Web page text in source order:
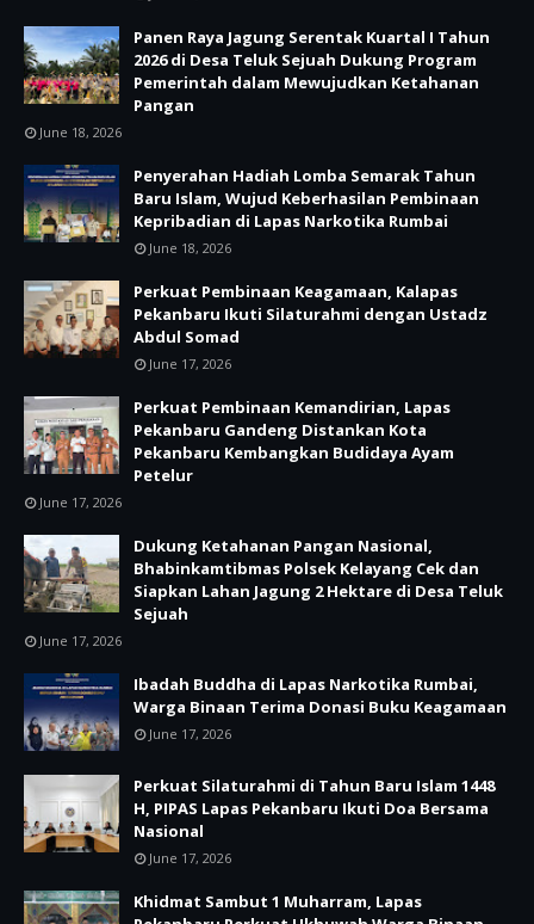
Panen Raya Jagung Serentak Kuartal I Tahun
2026 di Desa Teluk Sejuah Dukung Program
Pemerintah dalam Mewujudkan Ketahanan
Pangan
June 18, 2026
Penyerahan Hadiah Lomba Semarak Tahun
Baru Islam, Wujud Keberhasilan Pembinaan
Kepribadian di Lapas Narkotika Rumbai
June 18, 2026
Perkuat Pembinaan Keagamaan, Kalapas
Pekanbaru Ikuti Silaturahmi dengan Ustadz
Abdul Somad
June 17, 2026
Perkuat Pembinaan Kemandirian, Lapas
Pekanbaru Gandeng Distankan Kota
Pekanbaru Kembangkan Budidaya Ayam
Petelur
June 17, 2026
Dukung Ketahanan Pangan Nasional,
Bhabinkamtibmas Polsek Kelayang Cek dan
Siapkan Lahan Jagung 2 Hektare di Desa Teluk
Sejuah
June 17, 2026
Ibadah Buddha di Lapas Narkotika Rumbai,
Warga Binaan Terima Donasi Buku Keagamaan
June 17, 2026
Perkuat Silaturahmi di Tahun Baru Islam 1448
H, PIPAS Lapas Pekanbaru Ikuti Doa Bersama
Nasional
June 17, 2026
Khidmat Sambut 1 Muharram, Lapas